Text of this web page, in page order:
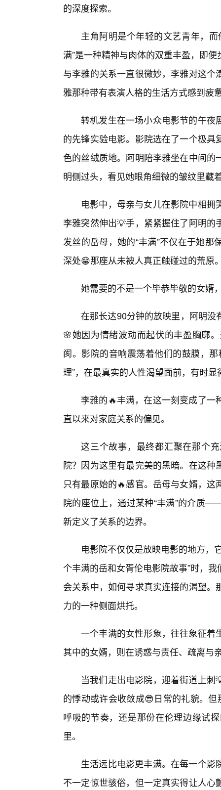
的深度探索。
主角阿明是个年轻的文艺青年，
满”是一种精神与肉体的双重丰盈，即
与李雅的关系一直很微妙，李雅对这
雅那种带有表演人格的生活方式感到疲
转机发生在一场小众电影节的午夜
的先锋实验电影。影院选在了一个极
色的丝绒质地。阿明陪李雅坐在中间
明侧过头，看见她眼角细微的皱纹里藏
电影中，母亲与女儿在影院中相
李雅突然伸出💡手，紧紧握住了阿明
发丝的岳母，她的“丰满”不仅在于她
深处😁那座从未被人真正触碰过的荒原
她需要的不是一个毕恭毕敬的女婿
在那长达90分钟的放映里，阿明
🌸她因为情绪波动而起伏的丰盈胸廓
阂。影院的音响震荡着他们的鼓膜，
理”，在最真实的人性渴望面前，有时显
李雅的🔥丰满，在这一刻变成了一
直以来对家庭关系的偏见。
这三个故事，最终都汇聚在那个
院？因为这里有最完美的黑暗。在这
只有最原始的🔥感官。岳母与女婿，
院的座位上，通过某种“丰满”的介质
新定义了关系的边界。
电影院不仅仅是放映电影的地方，
个丰满的岳和女胥伦电影院故事”时，
会关系中，如何寻求真实连接的渴望
力的一种侧面烘托。
一个丰满的女性形象，往往象征着
其中的女婿，则在诱惑与责任、疏离与
当我们走出电影院，迎着街道上
的悸动或许会收敛成😎日常的礼貌。
呼吸的节奏，还是那份在伦理边缘试
里。
生活远比电影更丰满。在每一个
不一定惊世骇俗，但一定真实得让人